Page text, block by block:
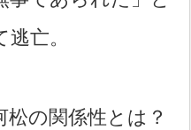
亡。
の関係性とは？